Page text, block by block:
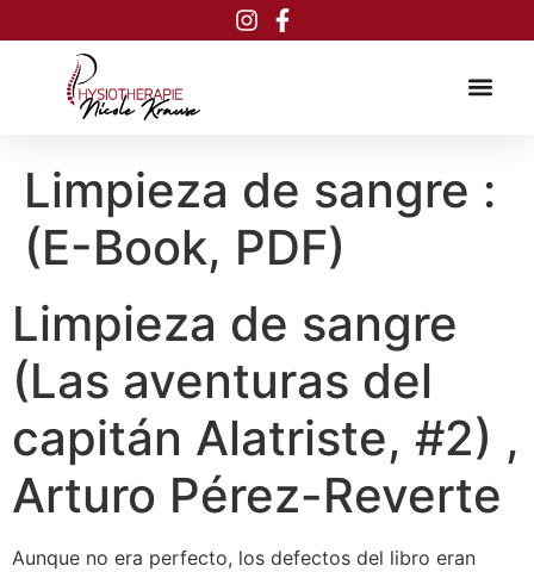
Limpieza de sangre :
(E-Book, PDF)
Limpieza de sangre
(Las aventuras del
capitán Alatriste, #2) ,
Arturo Pérez-Reverte
Aunque no era perfecto, los defectos del libro eran